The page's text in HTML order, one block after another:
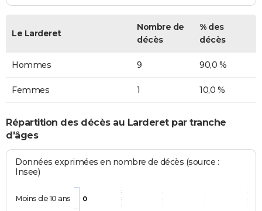
Le Larderet
Nombre de
décès
% des
décès
Hommes 9 90,0 %
Femmes 1 10,0 %
Répartition des décès au Larderet par tranche
d'âges
Données exprimées en nombre de décès (source :
Insee)
0
Moins de 10 ans